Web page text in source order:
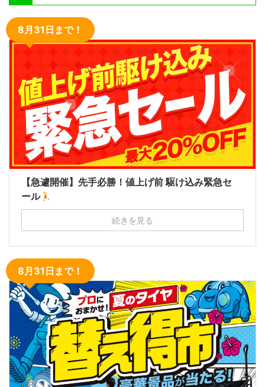
8月31日まで！
【急遽開催】先手必勝！値上げ前 駆け込み緊急セ
ール
続きを見る
8月31日まで！